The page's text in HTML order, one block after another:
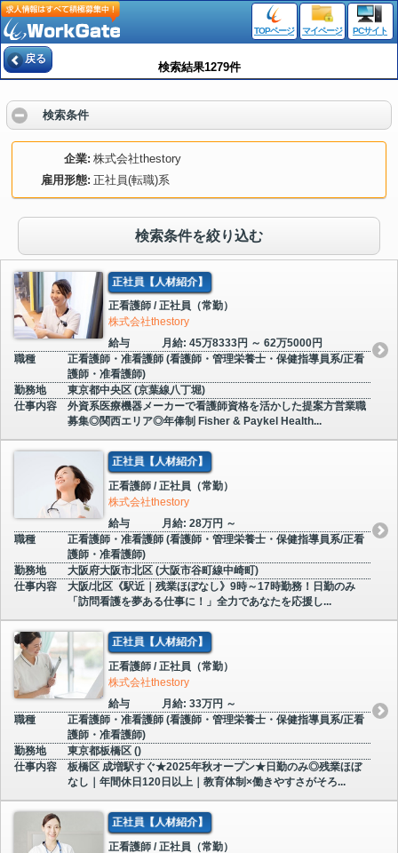
TOPページ マイページ PCサイト
戻る
検索結果1279件
検索条件
企業 株式会社thestory
雇用形態 正社員(転職)系
検索条件を絞り込む
正社員【人材紹介】
正看護師 / 正社員（常勤）
株式会社thestory
給与
月給: 45万8333円 ～ 62万5000円
職種
正看護師・准看護師 (看護師・管理栄養士・保健指導員系/正看
護師・准看護師)
勤務地
東京都中央区 (京葉線八丁堀)
仕事内容
外資系医療機器メーカーで看護師資格を活かした提案方営業職
募集◎関西エリア◎年俸制 Fisher & Paykel Health...
正社員【人材紹介】
正看護師 / 正社員（常勤）
株式会社thestory
給与
月給: 28万円 ～
職種
正看護師・准看護師 (看護師・管理栄養士・保健指導員系/正看
護師・准看護師)
勤務地
大阪府大阪市北区 (大阪市谷町線中崎町)
仕事内容
大阪/北区《駅近｜残業ほぼなし》9時～17時勤務！日勤のみ
「訪問看護を夢ある仕事に！」全力であなたを応援し...
正社員【人材紹介】
正看護師 / 正社員（常勤）
株式会社thestory
給与
月給: 33万円 ～
職種
正看護師・准看護師 (看護師・管理栄養士・保健指導員系/正看
護師・准看護師)
勤務地
東京都板橋区 ()
仕事内容
板橋区 成増駅すぐ★2025年秋オープン★日勤のみ◎残業ほぼ
なし｜年間休日120日以上｜教育体制×働きやすさがそろ...
正社員【人材紹介】
正看護師 / 正社員（常勤）